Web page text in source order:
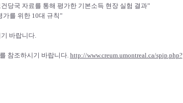
당국 자료를 통해 평가한 기본소득 현장 실험 결과”
가를 위한 10대 규칙”
바랍니다.
참조하시기 바랍니다. http://www.creum.umontreal.ca/spip.php?